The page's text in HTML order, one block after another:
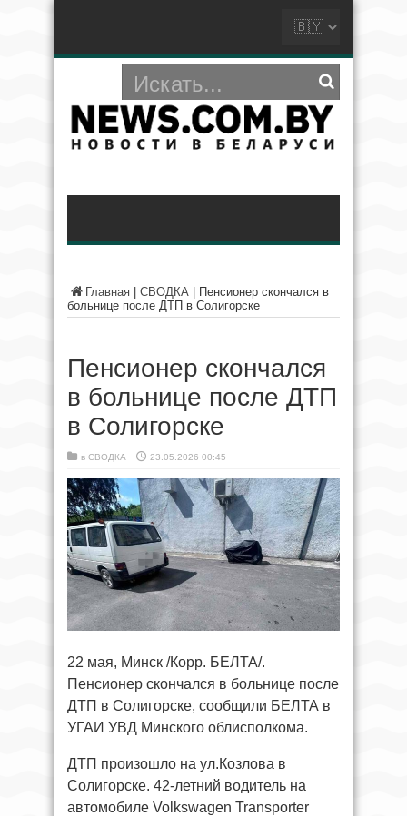
Главная СВОДКА
Пенсионер скончался в
больнице после ДТП в Солигорске
Пенсионер скончался
в больнице после ДТП
в Солигорске
в СВОДКА 23.05.2026 00:45
22 мая, Минск /Корр. БЕЛТА/.
Пенсионер скончался в больнице после
ДТП в Солигорске, сообщили БЕЛТА в
УГАИ УВД Минского облисполкома.
ДТП произошло на ул.Козлова в
Солигорске. 42-летний водитель на
автомобиле Volkswagen Transporter